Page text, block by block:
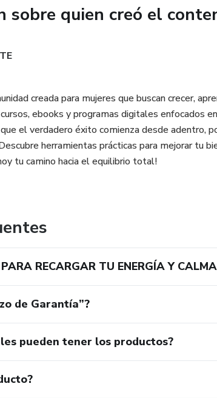
sobre quien creó el
creada para mujeres que buscan crecer,
ebooks y programas digitales enfocados
el verdadero éxito comienza desde adentro,
herramientas prácticas para mejorar tu
tu camino hacia el equilibrio total!
RECARGAR TU ENERGÍA Y
de Garantía”?
pueden tener los productos?